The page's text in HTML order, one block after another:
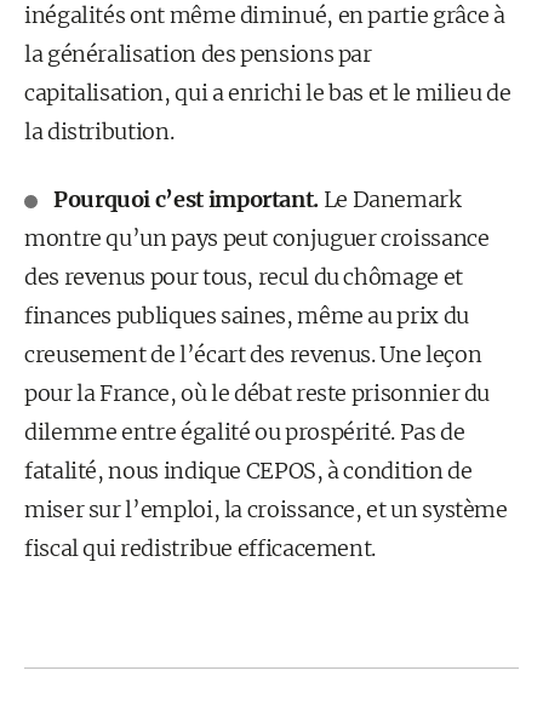
inégalités ont même diminué, en partie grâce à
la généralisation des pensions par
capitalisation, qui a enrichi le bas et le milieu de
la distribution.
Pourquoi c’est important. Le Danemark
montre qu’un pays peut conjuguer croissance
des revenus pour tous, recul du chômage et
finances publiques saines, même au prix du
creusement de l’écart des revenus. Une leçon
pour la France, où le débat reste prisonnier du
dilemme entre égalité ou prospérité. Pas de
fatalité, nous indique CEPOS, à condition de
miser sur l’emploi, la croissance, et un système
fiscal qui redistribue efficacement.